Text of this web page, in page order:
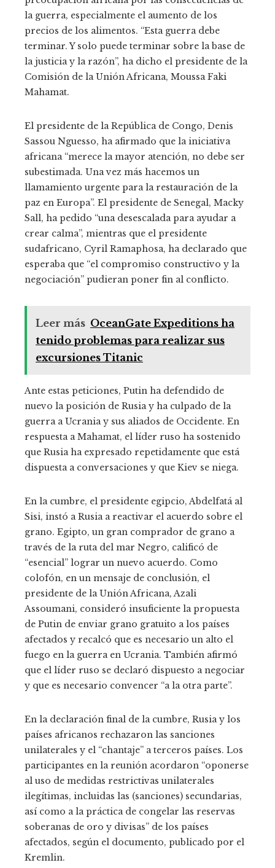
la guerra, especialmente el aumento de los
precios de los alimentos. “Esta guerra debe
terminar. Y solo puede terminar sobre la base de
la justicia y la razón”, ha dicho el presidente de la
Comisión de la Unión Africana, Moussa Faki
Mahamat.
El presidente de la República de Congo, Denis
Sassou Nguesso, ha afirmado que la iniciativa
africana “merece la mayor atención, no debe ser
subestimada. Una vez más hacemos un
llamamiento urgente para la restauración de la
paz en Europa”. El presidente de Senegal, Macky
Sall, ha pedido “una desescalada para ayudar a
crear calma”, mientras que el presidente
sudafricano, Cyril Ramaphosa, ha declarado que
esperaba que “el compromiso constructivo y la
negociación” pudieran poner fin al conflicto.
Leer más OceanGate Expeditions ha
tenido problemas para realizar sus
excursiones Titanic
Ante estas peticiones, Putin ha defendido de
nuevo la posición de Rusia y ha culpado de la
guerra a Ucrania y sus aliados de Occidente. En
respuesta a Mahamat, el líder ruso ha sostenido
que Rusia ha expresado repetidamente que está
dispuesta a conversaciones y que Kiev se niega.
En la cumbre, el presidente egipcio, Abdelfatá al
Sisi, instó a Rusia a reactivar el acuerdo sobre el
grano. Egipto, un gran comprador de grano a
través de la ruta del mar Negro, calificó de
“esencial” lograr un nuevo acuerdo. Como
colofón, en un mensaje de conclusión, el
presidente de la Unión Africana, Azali
Assoumani, consideró insuficiente la propuesta
de Putin de enviar grano gratuito a los países
afectados y recalcó que es necesario un alto el
fuego en la guerra en Ucrania. También afirmó
que el líder ruso se declaró dispuesto a negociar
y que es necesario convencer “a la otra parte”.
En la declaración final de la cumbre, Rusia y los
países africanos rechazaron las sanciones
unilaterales y el “chantaje” a terceros países. Los
participantes en la reunión acordaron “oponerse
al uso de medidas restrictivas unilaterales
ilegítimas, incluidas las (sanciones) secundarias,
así como a la práctica de congelar las reservas
soberanas de oro y divisas” de los países
afectados, según el documento, publicado por el
Kremlin.